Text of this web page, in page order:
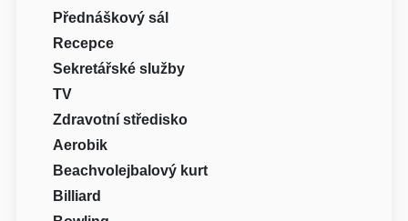
Přednáškový sál
Recepce
Sekretářské služby
TV
Zdravotní středisko
Aerobik
Beachvolejbalový kurt
Billiard